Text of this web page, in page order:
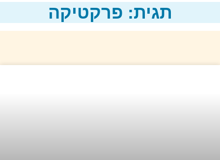
תגית: פרקטיקה